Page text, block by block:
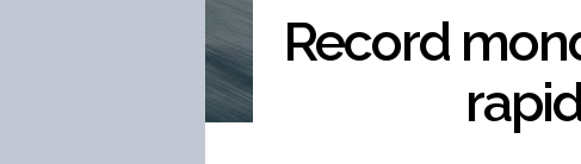
Record